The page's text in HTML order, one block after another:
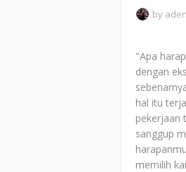
by
"Apa
dengan
hal itu
pekerjaan
sanggup
memilih